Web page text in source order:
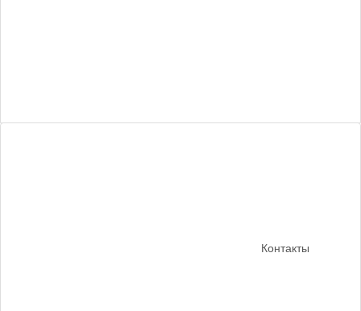
Контакты